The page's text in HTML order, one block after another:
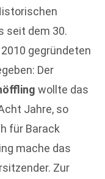
seit dem 30.
gegründeten
Der
wollte das
Jahre, so
für Barack
mache das
Zur